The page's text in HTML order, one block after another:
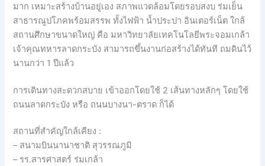
มาก เหมาะสร้างบ้านอยู่เอง สภาพแวดล้อมโดยรอบสงบ ร่มเย็น
สาธารณูปโภคพร้อมสรรพ ทั้งไฟฟ้า น้ำประปา อินเตอร์เน็ต ใกล้
สถานศึกษาขนาดใหญ่ คือ มหาวิทยาลัยเทคโนโลยีพระจอมเกล้า
เจ้าคุณทหารลาดกระบัง สามารถขึ้นงานก่อสร้างได้ทันที ถมดินไว้
นานกว่า 1 ปีแล้ว
การเดินทางสะดวกสบาย เข้าออกโดยใช้ 2 เส้นทางหลักๆ โดยใช้
ถนนลาดกระบัง หรือ ถนนบางนา-ตราด ก็ได้
สถานที่สำคัญใกล้เคียง :
– สนามบินนานาชาติ สุวรรณภูมิ
– รร.สารศาสตร์ ร่มเกล้า